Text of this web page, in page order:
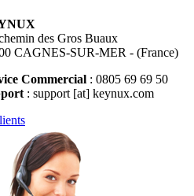
des Gros Buaux
CAGNES-SUR-MER - (France)
Commercial : 0805 69 69 50
: support [at] keynux.com